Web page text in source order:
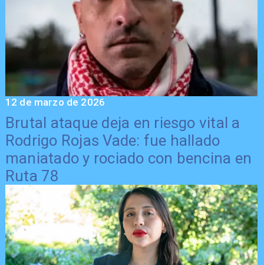
Brutal ataque deja en riesgo vital a
Rodrigo Rojas Vade: fue hallado
maniatado y rociado con bencina en
Ruta 78
12 de marzo de 2026